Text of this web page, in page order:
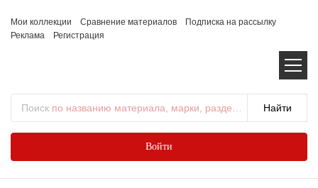
Мои коллекции Сравнение материалов
Подписка на рассылку
Реклама
Регистрация
Поиск по названию материала, марки, раздела...
Войти